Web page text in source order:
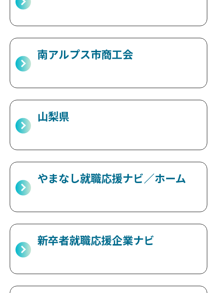
南アルプス市商工会
山梨県
やまなし就職応援ナビ／ホーム
新卒者就職応援企業ナビ